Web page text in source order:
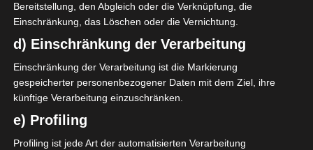
AUFSTELLUNGEN
Club Sportif de Hammam-Lif (CSHL)
B. Nouisser
M. Ben Tiba
Bereitstellung, den Abgleich oder die Verknüpfung, die
Einschränkung, das Löschen oder die Vernichtung.
d) Einschränkung der Verarbeitung
Einschränkung der Verarbeitung ist die Markierung
gespeicherter personenbezogener Daten mit dem Ziel, ihre
künftige Verarbeitung einzuschränken.
e) Profiling
Profiling ist jede Art der automatisierten Verarbeitung